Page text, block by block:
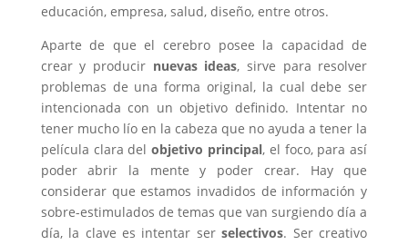
educación, empresa, salud, diseño, entre otros.
Aparte de que el cerebro posee la capacidad de
crear y producir nuevas ideas, sirve para resolver
problemas de una forma original, la cual debe ser
intencionada con un objetivo definido. Intentar no
tener mucho lío en la cabeza que no ayuda a tener la
película clara delobjetivo principal, el foco, para así
poder abrir la mente y poder crear. Hay que
considerar que estamos invadidos de información y
sobre-estimulados de temas que van surgiendo día a
día, la clave es intentar serselectivos. Ser creativo